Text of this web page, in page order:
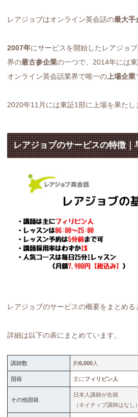
レアジョブはオンライン英会話の最大手
2007年にサービスを開始したレアジョ
界の最古参企業の一つで、2014年には
オンライン英会話業界で唯一の上場企業
2020年11月には東証1部に上場を果たし
レアジョブのサービスの特徴｜
レアジョブのサービスの概要をまとめる
詳細は以下の表にまとめています。
講師数 約6,000人
国籍 主にフィリピン人
その他国籍
日本人講師が在籍
（ネイティブ講師はなし）